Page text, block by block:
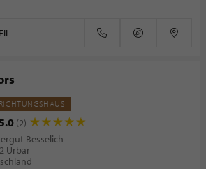
(2)
Besselich
Urbar